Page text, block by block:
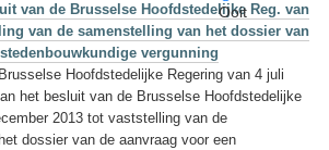
Ooit
van de Brusselse Hoofdstedelijke Reg. van
van de samenstelling van het dossier van
vergunning
Hoofdstedelijke Regering van 4 juli
het besluit van de Brusselse Hoofdstedelijke
2013 tot vaststelling van de
dossier van de aanvraag voor een